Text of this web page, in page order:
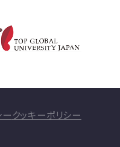
ー クッキーポリシー